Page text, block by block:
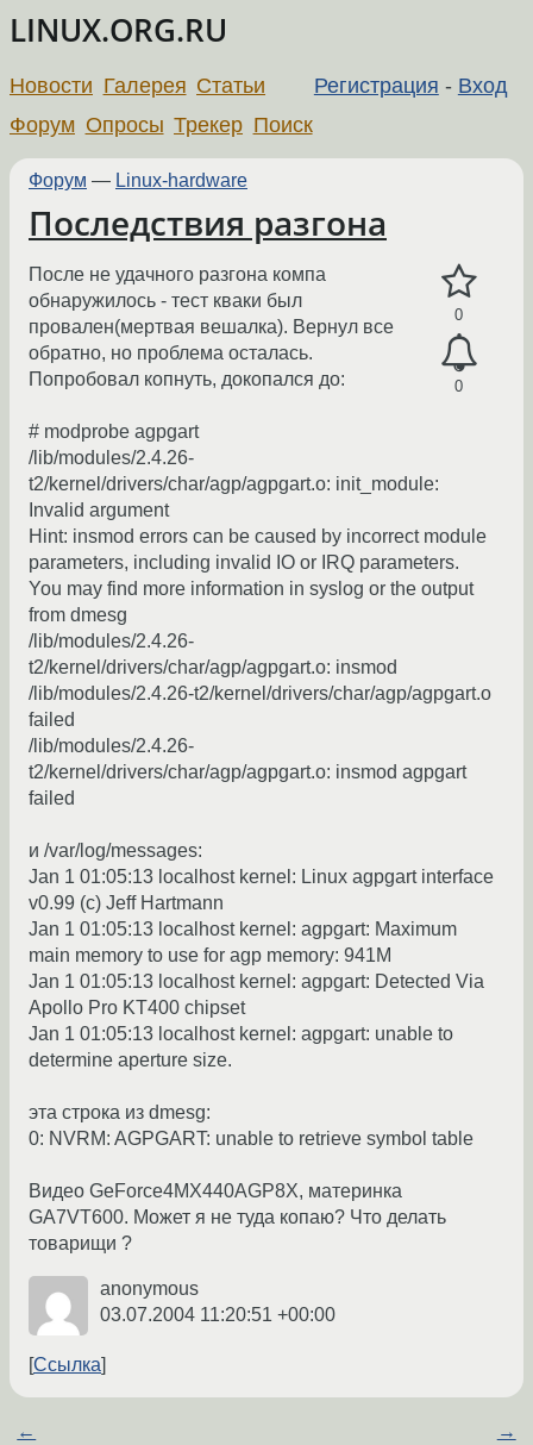
LINUX.ORG.RU
Регистрация - Вход
Новости Галерея Статьи
Форум Опросы Трекер Поиск
Форум — Linux-hardware
Последствия разгона
0
0
После не удачного разгона компа
обнаружилось - тест кваки был
провален(мертвая вешалка). Вернул все
обратно, но проблема осталась.
Попробовал копнуть, докопался до:
# modprobe agpgart
/lib/modules/2.4.26-
t2/kernel/drivers/char/agp/agpgart.o: init_module:
Invalid argument
Hint: insmod errors can be caused by incorrect module
parameters, including invalid IO or IRQ parameters.
You may find more information in syslog or the output
from dmesg
/lib/modules/2.4.26-
t2/kernel/drivers/char/agp/agpgart.o: insmod
/lib/modules/2.4.26-t2/kernel/drivers/char/agp/agpgart.o
failed
/lib/modules/2.4.26-
t2/kernel/drivers/char/agp/agpgart.o: insmod agpgart
failed
и /var/log/messages:
Jan 1 01:05:13 localhost kernel: Linux agpgart interface
v0.99 (c) Jeff Hartmann
Jan 1 01:05:13 localhost kernel: agpgart: Maximum
main memory to use for agp memory: 941M
Jan 1 01:05:13 localhost kernel: agpgart: Detected Via
Apollo Pro KT400 chipset
Jan 1 01:05:13 localhost kernel: agpgart: unable to
determine aperture size.
эта строка из dmesg:
0: NVRM: AGPGART: unable to retrieve symbol table
Видео GeForce4MX440AGP8X, материнка
GA7VT600. Может я не туда копаю? Что делать
товарищи ?
anonymous
03.07.2004 11:20:51 +00:00
Ссылка
← →